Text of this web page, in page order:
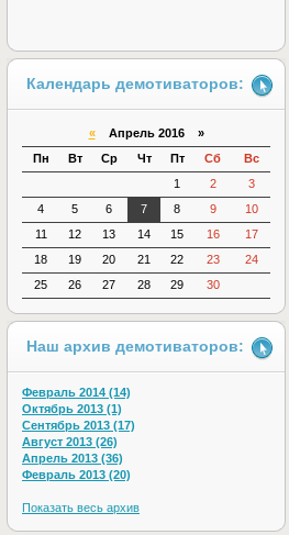
Календарь демотиваторов:
«Апрель 2016 »
Пн
Вт Ср Чт Пт Сб
Вс
1
2
3
4
5 6 7 8 9
10
11
12 13 14 15 16
17
18
19 20 21 22 23
24
25
26 27 28 29 30
Наш архив демотиваторов:
Февраль 2014 (14)
Октябрь 2013 (1)
Сентябрь 2013 (17)
Август 2013 (26)
Апрель 2013 (36)
Февраль 2013 (20)
Показать весь архив